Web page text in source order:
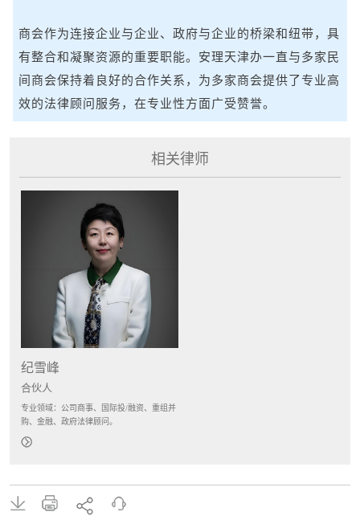
商会作为连接企业与企业、政府与企业的桥梁和纽带，具
有整合和凝聚资源的重要职能。安理天津办一直与多家民
间商会保持着良好的合作关系，为多家商会提供了专业高
效的法律顾问服务，在专业性方面广受赞誉。
相关律师
纪雪峰
合伙人
专业领域：公司商事、国际投/融资、重组并
购、金融、政府法律顾问。